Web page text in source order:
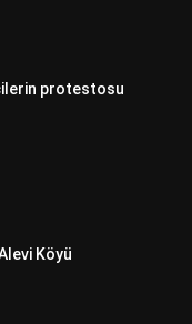
protestosu
Köyü